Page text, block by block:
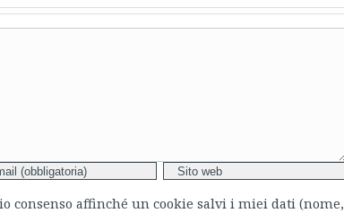
consenso affinché un cookie salvi i miei dati (nome,